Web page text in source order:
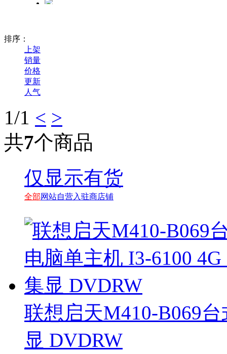
排序：
上架
销量
价格
更新
人气
1/1 < >
共7个商品
仅显示有货
全部网站自营入驻商店铺
联想启天M410-B069
显 DVDRW